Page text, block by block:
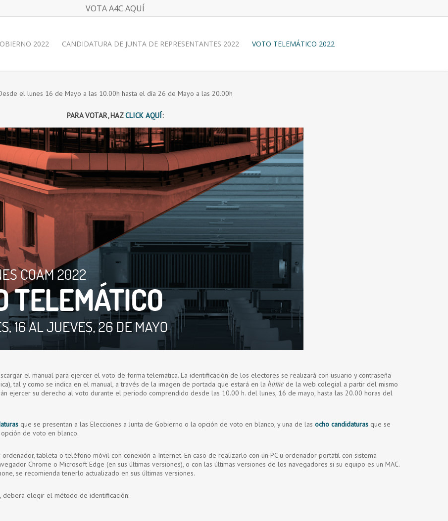
VOTA A4C AQUÍ
2022 CANDIDATURA DE JUNTA DE REPRESENTANTES 2022 VOTO TELEMÁTICO 2022
el lunes 16 de Mayo a las 10.00h hasta el día 26 de Mayo a las 20.00h
PARA VOTAR, HAZCLICK AQUÍ:
el manual para ejercer el voto de forma telemática. La identificación de los electores se realizará con usuario y contraseña
tal y como se indica en el manual, a través de la imagen de portada que estará en la home de la web colegial a partir del mismo
ejercer su derecho al voto durante el periodo comprendido desde las 10.00 h. del lunes, 16 de mayo, hasta las 20.00 horas del
que se presentan a las Elecciones a Junta de Gobierno o la opción de voto en blanco, y una de las ocho candidaturas que se
de voto en blanco.
tableta o teléfono móvil con conexión a Internet. En caso de realizarlo con un PC u ordenador portátil con sistema
Chrome o Microsoft Edge (en sus últimas versiones), o con las últimas versiones de los navegadores si su equipo es un MAC.
se recomienda tenerlo actualizado en sus últimas versiones.
elegir el método de identificación: